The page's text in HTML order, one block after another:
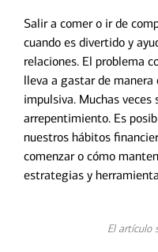
Salir a comer o ir de
cuando es divertido y
relaciones. El problema
lleva a gastar de
impulsiva. Muchas
arrepentimiento. Es
nuestros hábitos
comenzar o cómo
estrategias y
El artículo